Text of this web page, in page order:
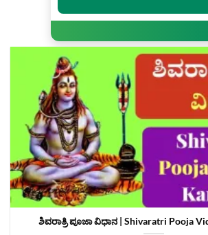
ಶಿವರಾತ್ರಿ ಪೂಜಾ ವಿಧಾನ | Shivaratri Pooja